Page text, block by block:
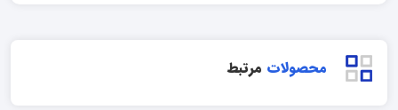
محصولات مرتبط